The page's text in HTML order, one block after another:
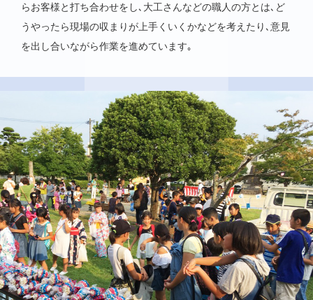
らお客様と打ち合わせをし､大工さんなどの職人の方とは､ど
うやったら現場の収まりが上手くいくかなどを考えたり､意見
を出し合いながら作業を進めています｡